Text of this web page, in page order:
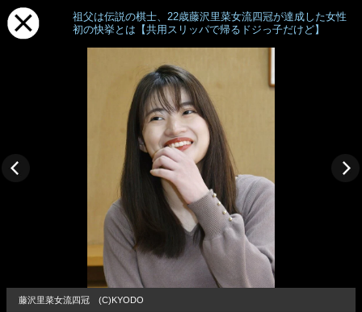
祖父は伝説の棋士、22歳藤沢里菜女流四冠が達成した女性
初の快挙とは【共用スリッパで帰るドジっ子だけど】
藤沢里菜女流四冠 (C)KYODO